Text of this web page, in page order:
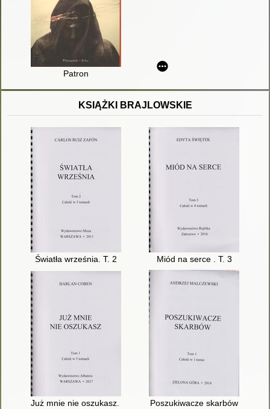
Patron
KSIĄŻKI BRAJLOWSKIE
Światła września. T. 2 Miód na serce . T. 3
Już mnie nie oszukasz. T. 1 Poszukiwacze skarbów